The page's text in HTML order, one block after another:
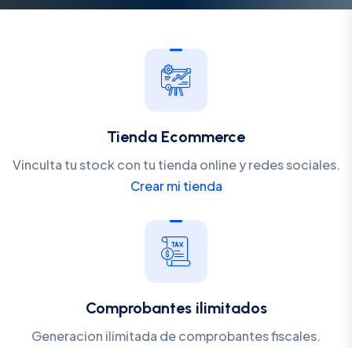
Tienda Ecommerce
Vinculta tu stock con tu tienda online y redes sociales.
Crear mi tienda
Comprobantes ilimitados
Generacion ilimitada de comprobantes fiscales.